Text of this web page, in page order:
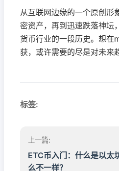
从互联网边缘的一个原创形
密资产，再到迅速跌落神坛
货币行业的一段历史。想在
获，或许需要的尽是对未来
标签:
上一篇:
ETC币入门：什么是以太
么不一样？